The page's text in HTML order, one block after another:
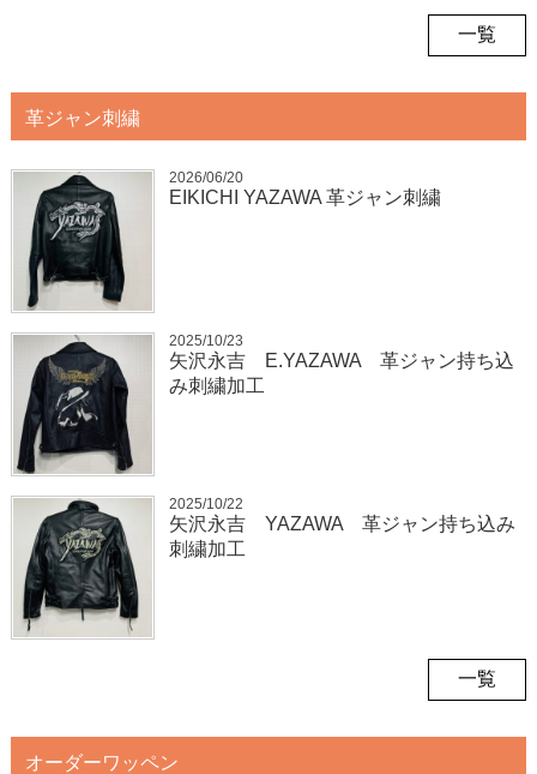
一覧
革ジャン刺繍
2026/06/20
EIKICHI YAZAWA 革ジャン刺繍
2025/10/23
矢沢永吉 E.YAZAWA 革ジャン持ち込
み刺繍加工
2025/10/22
矢沢永吉 YAZAWA 革ジャン持ち込み
刺繍加工
一覧
オーダーワッペン